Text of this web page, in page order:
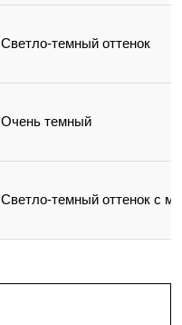
Светло-темный оттенок
Очень темный
Светло-темный оттенок с